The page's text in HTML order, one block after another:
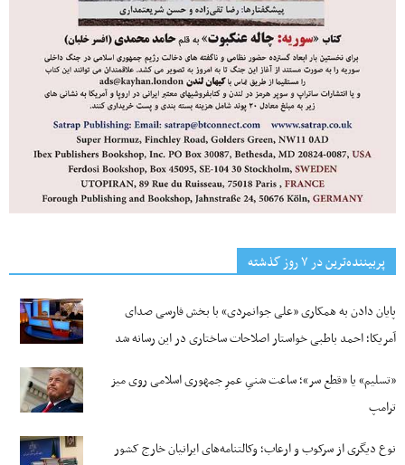
پربیننده‌ترین‌ در ۷ روز گذشته
پایان دادن به همکاری «علی جوانمردی» با بخش فارسی صدای
آمریکا؛ احمد باطبی خواستار اصلاحات ساختاری در این رسانه شد
«تسلیم» یا «قطع سر»؛ ساعت شنیِ عمرِ جمهوری اسلامی روی میز
ترامپ
نوع دیگری از سرکوب و ارعاب؛ وکالتنامه‌های ایرانیان خارج کشور